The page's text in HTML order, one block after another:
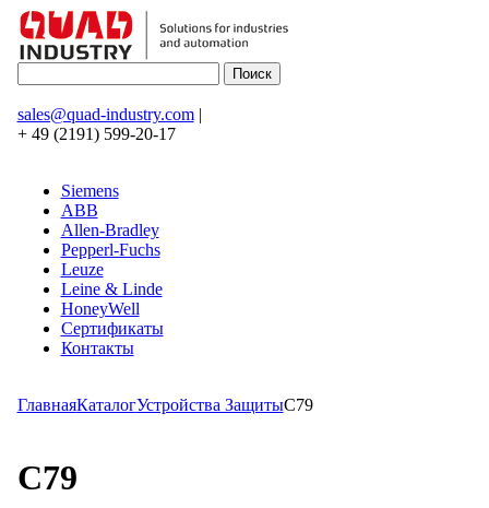
sales@quad-industry.com|
+ 49 (2191) 599-20-17
Siemens
ABB
Allen-Bradley
Pepperl-Fuchs
Leuze
Leine & Linde
HoneyWell
Сертификаты
Контакты
ГлавнаяКаталогУстройства ЗащитыC79
C79